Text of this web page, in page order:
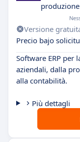
produzione
Versione
Precio bajo
Software ERP per
aziendali, dalla
alla contabilità.
Più dettagli